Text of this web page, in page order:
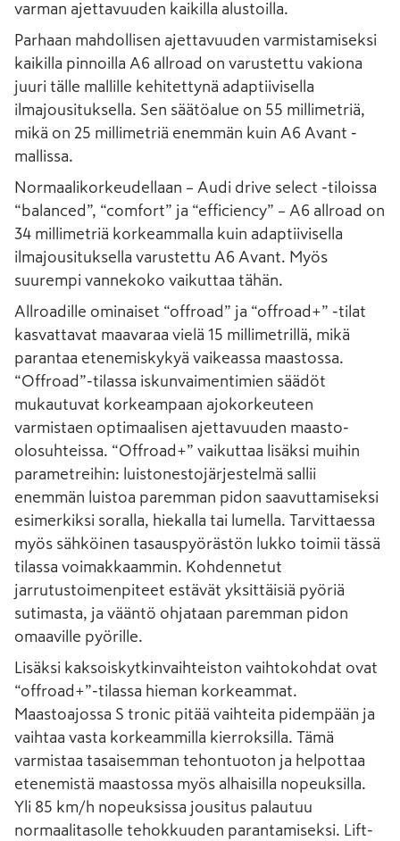
varman ajettavuuden kaikilla alustoilla.
Parhaan mahdollisen ajettavuuden varmistamiseksi
kaikilla pinnoilla A6 allroad on varustettu vakiona
juuri tälle mallille kehitettynä adaptiivisella
ilmajousituksella. Sen säätöalue on 55 millimetriä,
mikä on 25 millimetriä enemmän kuin A6 Avant -
mallissa.
Normaalikorkeudellaan – Audi drive select -tiloissa
“balanced”, “comfort” ja “efficiency” – A6 allroad on
34 millimetriä korkeammalla kuin adaptiivisella
ilmajousituksella varustettu A6 Avant. Myös
suurempi vannekoko vaikuttaa tähän.
Allroadille ominaiset “offroad” ja “offroad+” -tilat
kasvattavat maavaraa vielä 15 millimetrillä, mikä
parantaa etenemiskykyä vaikeassa maastossa.
“Offroad”-tilassa iskunvaimentimien säädöt
mukautuvat korkeampaan ajokorkeuteen
varmistaen optimaalisen ajettavuuden maasto-
olosuhteissa. “Offroad+” vaikuttaa lisäksi muihin
parametreihin: luistonestojärjestelmä sallii
enemmän luistoa paremman pidon saavuttamiseksi
esimerkiksi soralla, hiekalla tai lumella. Tarvittaessa
myös sähköinen tasauspyörästön lukko toimii tässä
tilassa voimakkaammin. Kohdennetut
jarrutustoimenpiteet estävät yksittäisiä pyöriä
sutimasta, ja vääntö ohjataan paremman pidon
omaaville pyörille.
Lisäksi kaksoiskytkinvaihteiston vaihtokohdat ovat
“offroad+”-tilassa hieman korkeammat.
Maastoajossa S tronic pitää vaihteita pidempään ja
vaihtaa vasta korkeammilla kierroksilla. Tämä
varmistaa tasaisemman tehontuoton ja helpottaa
etenemistä maastossa myös alhaisilla nopeuksilla.
Yli 85 km/h nopeuksissa jousitus palautuu
normaalitasolle tehokkuuden parantamiseksi. Lift-